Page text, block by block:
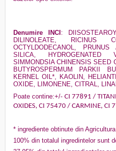
Denumire INCI :
DILINOLEATE, RICINUS
OCTYLDODECANOL,
SILICA,
SIMMONDSIA CHINENSIS SEED
BUTYROSPERMUM PARKII
KERNEL OIL*, KAOLIN,
OXIDE, LIMONENE, CITRAL,
Poate contine:+/- CI 77891 /
OXIDES, CI 75470 / CARMINE, CI
* ingrediente obtinute din
100% din totalul ingredintelor sunt